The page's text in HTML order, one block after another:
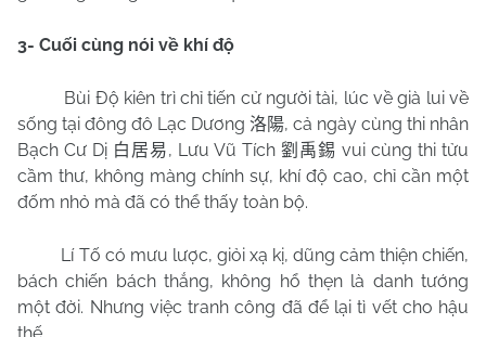
3- Cuối cùng nói về khí độ
Bùi Độ kiên trì chỉ tiến cử người tài, lúc về già lui về
sống tại đông đô Lạc Dương 洛陽, cả ngày cùng thi nhân
Bạch Cư Dị 白居易, Lưu Vũ Tích 劉禹錫 vui cùng thi tửu
cầm thư, không màng chính sự, khí độ cao, chỉ cần một
đốm nhỏ mà đã có thể thấy toàn bộ.
Lí Tố có mưu lược, giỏi xạ kị, dũng cảm thiện chiến,
bách chiến bách thắng, không hổ thẹn là danh tướng
một đời. Nhưng việc tranh công đã để lại tì vết cho hậu